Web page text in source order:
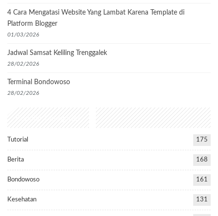
4 Cara Mengatasi Website Yang Lambat Karena Template di
Platform Blogger
01/03/2026
Jadwal Samsat Keliling Trenggalek
28/02/2026
Terminal Bondowoso
28/02/2026
Popular Categories
Tutorial 175
Berita 168
Bondowoso 161
Kesehatan 131